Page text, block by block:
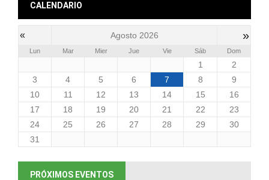
CALENDARIO
« Agosto 2026 »
Lun Mar Mier Jue Vie Sáb Dom
1
2
3
4 5 6 7 8
9
10
11 12 13 14 15
16
17
18 19 20 21 22
23
24
25 26 27 28 29
30
31
PRÓXIMOS EVENTOS